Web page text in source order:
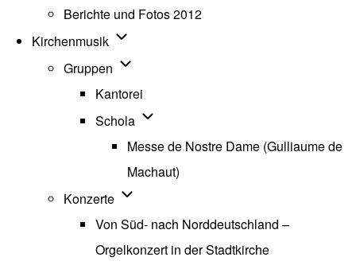
Berichte und Fotos 2012
Kirchenmusik Unternavigation von Kirchenmusik
Gruppen Unternavigation von Gruppen
Kantorei
Schola Unternavigation von Schola
Messe de Nostre Dame (Gulliaume de
Machaut)
Konzerte Unternavigation von Konzerte
Von Süd- nach Norddeutschland –
Orgelkonzert in der Stadtkirche